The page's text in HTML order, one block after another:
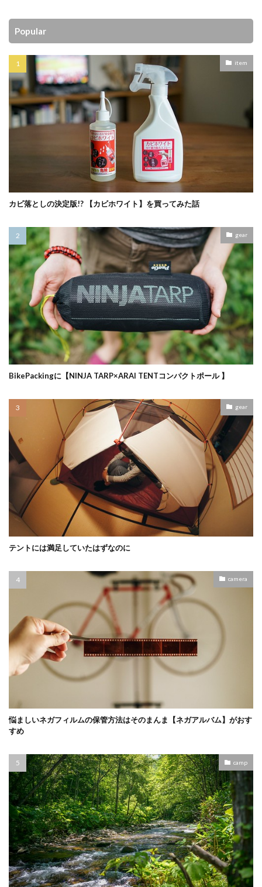
Popular
item
カビ落としの決定版!? 【カビホワイト】を買ってみた話
gear
BikePackingに【NINJA TARP×ARAI TENTコンパクトポール 】
gear
テントには満足していたはずなのに
camera
悩ましいネガフィルムの保管方法はそのまんま【ネガアルバム】がおす
すめ
camp